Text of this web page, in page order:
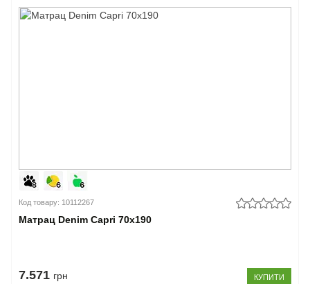
Код товару: 10112267
Матрац Denim Capri 70x190
7.571 грн КУПИТИ